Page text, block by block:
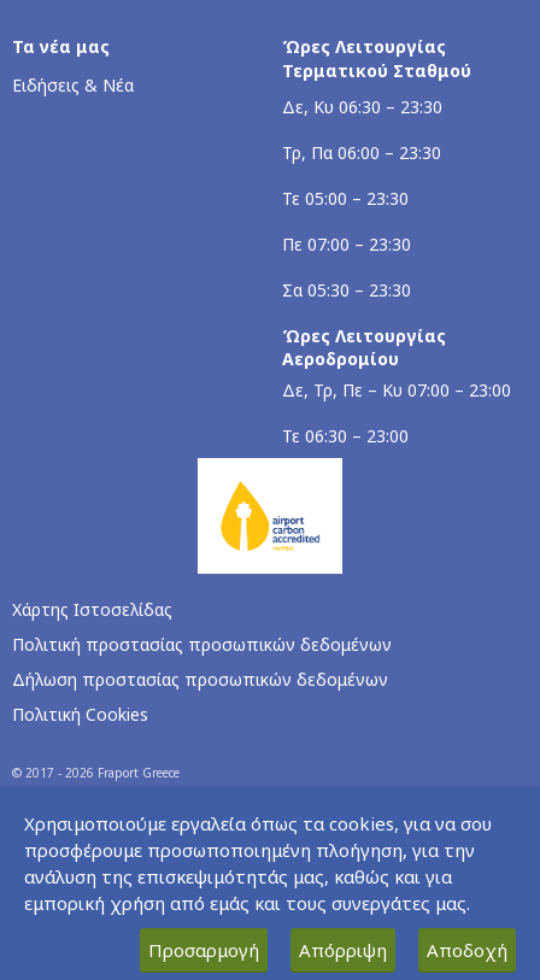
Τα νέα μας
Ειδήσεις & Νέα
Ώρες Λειτουργίας
Τερματικού Σταθμού
Δε, Κυ 06:30 – 23:30
Τρ, Πα 06:00 – 23:30
Τε 05:00 – 23:30
Πε 07:00 – 23:30
Σα 05:30 – 23:30
Ώρες Λειτουργίας
Αεροδρομίου
Δε, Τρ, Πε – Κυ 07:00 – 23:00
Τε 06:30 – 23:00
Χάρτης Ιστοσελίδας
Πολιτική προστασίας προσωπικών δεδομένων
Δήλωση προστασίας προσωπικών δεδομένων
Πολιτική Cookies
© 2017 - 2026 Fraport Greece
Χρησιμοποιούμε εργαλεία όπως τα cookies, για να σου
προσφέρουμε προσωποποιημένη πλοήγηση, για την
ανάλυση της επισκεψιμότητάς μας, καθώς και για
εμπορική χρήση από εμάς και τους συνεργάτες μας.
Προσαρμογή
Απόρριψη Αποδοχή